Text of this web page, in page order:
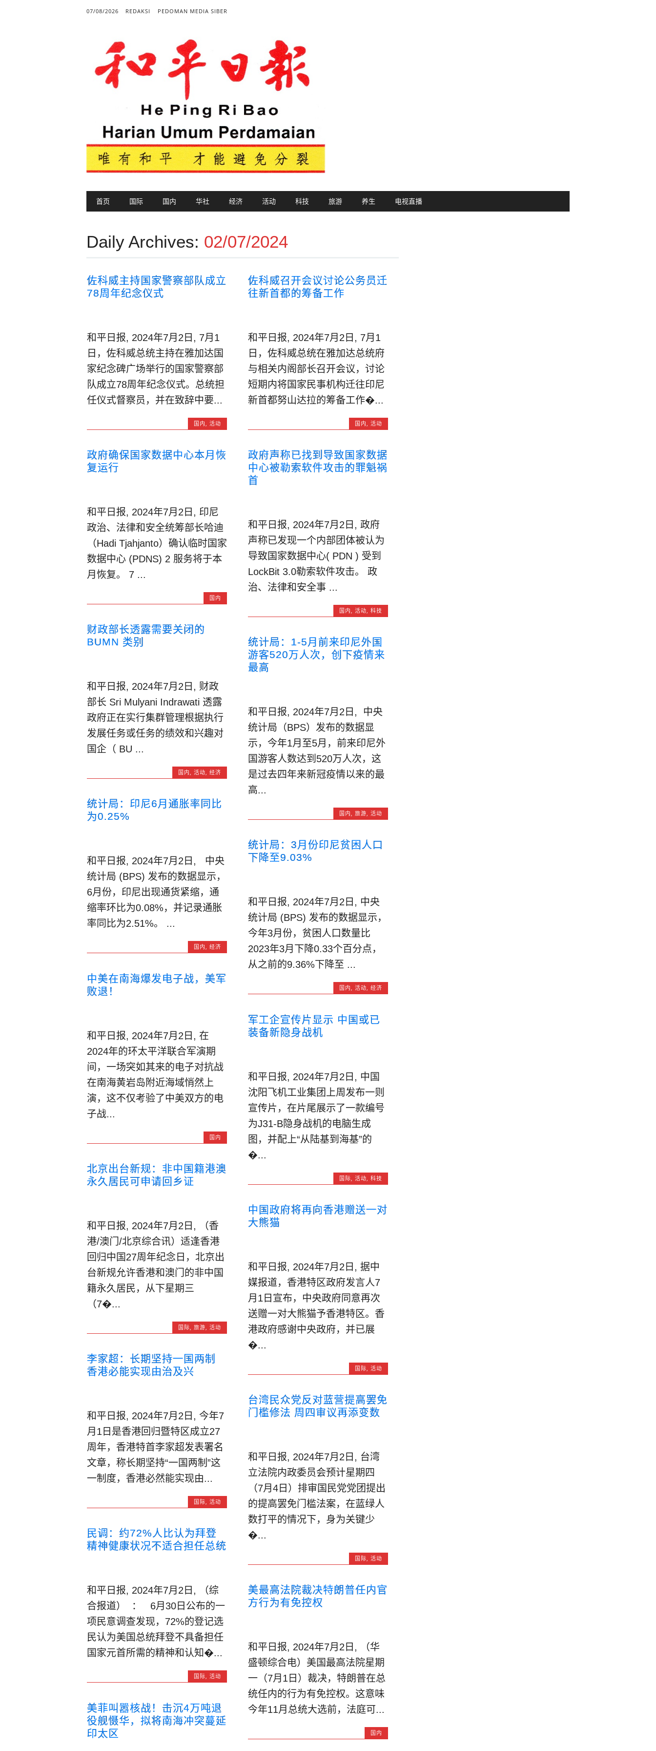
07/08/2026 REDAKSI PEDOMAN MEDIA SIBER
Main menu
Skip to content
首页 国际 国内 华社 经济 活动 科技 旅游 养生 电视直播
Daily Archives: 02/07/2024
佐科威主持国家警察部队成立
78周年纪念仪式
和平日报, 2024年7月2日, 7月1
日，佐科威总统主持在雅加达国
家纪念碑广场举行的国家警察部
队成立78周年纪念仪式。总统担
任仪式督察员，并在致辞中要...
国内, 活动
佐科威召开会议讨论公务员迁
往新首都的筹备工作
和平日报, 2024年7月2日, 7月1
日，佐科威总统在雅加达总统府
与相关内阁部长召开会议，讨论
短期内将国家民事机构迁往印尼
新首都努山达拉的筹备工作�...
国内, 活动
政府确保国家数据中心本月恢
复运行
和平日报, 2024年7月2日, 印尼
政治、法律和安全统筹部长哈迪
（Hadi Tjahjanto）确认临时国家
数据中心 (PDNS) 2 服务将于本
月恢复。 7 ...
国内
政府声称已找到导致国家数据
中心被勒索软件攻击的罪魁祸
首
和平日报, 2024年7月2日, 政府
声称已发现一个内部团体被认为
导致国家数据中心( PDN ) 受到
LockBit 3.0勒索软件攻击。 政
治、法律和安全事 ...
国内, 活动, 科技
财政部长透露需要关闭的
BUMN 类别
和平日报, 2024年7月2日, 财政
部长 Sri Mulyani Indrawati 透露
政府正在实行集群管理根据执行
发展任务或任务的绩效和兴趣对
国企（ BU ...
国内, 活动, 经济
统计局：1-5月前来印尼外国
游客520万人次，创下疫情来
最高
和平日报, 2024年7月2日, 中央
统计局（BPS）发布的数据显
示，今年1月至5月，前来印尼外
国游客人数达到520万人次，这
是过去四年来新冠疫情以来的最
高...
国内, 旅游, 活动
统计局：印尼6月通胀率同比
为0.25%
和平日报, 2024年7月2日, 中央
统计局 (BPS) 发布的数据显示，
6月份，印尼出现通货紧缩，通
缩率环比为0.08%，并记录通胀
率同比为2.51%。 ...
国内, 经济
统计局：3月份印尼贫困人口
下降至9.03%
和平日报, 2024年7月2日, 中央
统计局 (BPS) 发布的数据显示，
今年3月份，贫困人口数量比
2023年3月下降0.33个百分点，
从之前的9.36%下降至 ...
国内, 活动, 经济
中美在南海爆发电子战，美军
败退！
和平日报, 2024年7月2日, 在
2024年的环太平洋联合军演期
间，一场突如其来的电子对抗战
在南海黄岩岛附近海域悄然上
演，这不仅考验了中美双方的电
子战...
国内
军工企宣传片显示 中国或已
装备新隐身战机
和平日报, 2024年7月2日, 中国
沈阳飞机工业集团上周发布一则
宣传片，在片尾展示了一款编号
为J31-B隐身战机的电脑生成
图，并配上“从陆基到海基”的
�...
国际, 活动, 科技
北京出台新规：非中国籍港澳
永久居民可申请回乡证
和平日报, 2024年7月2日, （香
港/澳门/北京综合讯）适逢香港
回归中国27周年纪念日，北京出
台新规允许香港和澳门的非中国
籍永久居民，从下星期三
（7�...
国际, 旅游, 活动
中国政府将再向香港赠送一对
大熊猫
和平日报, 2024年7月2日, 据中
媒报道，香港特区政府发言人7
月1日宣布，中央政府同意再次
送赠一对大熊猫予香港特区。香
港政府感谢中央政府，并已展
�...
国际, 活动
李家超：长期坚持一国两制
香港必能实现由治及兴
和平日报, 2024年7月2日, 今年7
月1日是香港回归暨特区成立27
周年，香港特首李家超发表署名
文章，称长期坚持“一国两制”这
一制度，香港必然能实现由...
国际, 活动
台湾民众党反对蓝营提高罢免
门槛修法 周四审议再添变数
和平日报, 2024年7月2日, 台湾
立法院内政委员会预计星期四
（7月4日）排审国民党党团提出
的提高罢免门槛法案，在蓝绿人
数打平的情况下，身为关键少
�...
国际, 活动
民调：约72%人比认为拜登
精神健康状况不适合担任总统
和平日报, 2024年7月2日, （综
合报道） ： 6月30日公布的一
项民意调查发现，72%的登记选
民认为美国总统拜登不具备担任
国家元首所需的精神和认知�...
国际, 活动
美最高法院裁决特朗普任内官
方行为有免控权
和平日报, 2024年7月2日, （华
盛顿综合电）美国最高法院星期
一（7月1日）裁决，特朗普在总
统任内的行为有免控权。这意味
今年11月总统大选前，法庭可...
国内
美菲叫嚣核战！击沉4万吨退
役舰慑华，拟将南海冲突蔓延
印太区